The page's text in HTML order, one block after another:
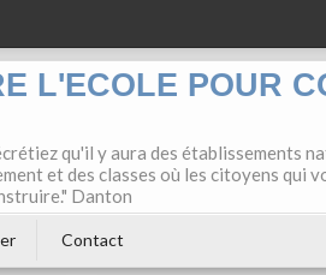
L'ECOLE POUR
qu'il y aura des établissements
et des classes où les citoyens qui
Danton
Contact